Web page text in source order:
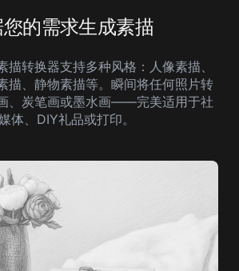
的需求生成素描
描转换器支持多种风格：人像素描、
描、静物素描等。瞬间将任何照片转
、炭笔画或墨水画——完美适用于社
体、DIY礼品或打印。